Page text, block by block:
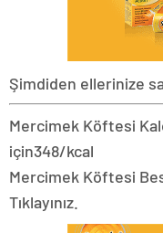
Şimdiden ellerinize
Mercimek Köftesi
için348/kcal
Mercimek Köftesi
Tıklayınız.